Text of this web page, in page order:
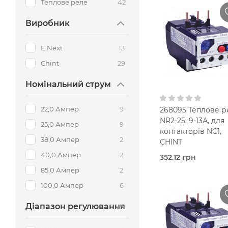
ПВ-1
ПВ-3
Вита пара
КГ
Elektro-Plast
Livolo
Гірлянди
ЖКХ-світильники
Лінійні світильники
Стельові світильники і Люстри
Настільні і підлогові світильники
Модульні контактори
Модульні ОПН
Додаткове обладнання для А-В
Рубильники
Пристрої подачі команд і сигналів
Мультимедійні щитки
Ізострічка
Шини з'єднувальні, мідні, алюмінієві, ізолятори
Електромонтажні труби та аксесуари
Теплове реле 42
Виробник
E.Next
13
Chint
29
Номінальний струм
22,0 Ампер
9
25,0 Ампер
9
38,0 Ампер
2
40,0 Ампер
2
85,0 Ампер
2
100,0 Ампер
6
Діапазон регулювання
268095 Теплове
NR2-25, 9-13А, для
контакторів NC1,
CHINT
352.12 грн
Chint
9-13 A
1NO+1NC